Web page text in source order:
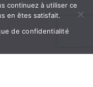
2022
continuez à utiliser ce
en êtes satisfait.
de confidentialité